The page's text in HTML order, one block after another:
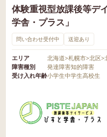
体験重視型放課後等デ
学舎・プラス」
問い合わせ受付中 送迎あり
エリア 北海道>札幌市>北区>
障害種別
発達障害知的障害
受け入れ年齢小学生中学生高校生